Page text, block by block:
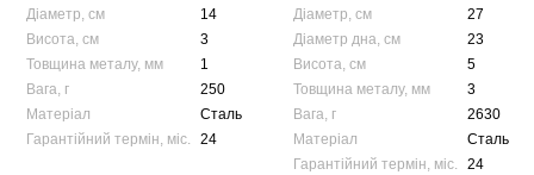
Діаметр, см
14
Висота, см
3
Товщина металу, мм
1
Вага, г
250
Матеріал
Сталь
Гарантійний термін, міс.
24
Діаметр, см
27
Діаметр дна, см
23
Висота, см
5
Товщина металу, мм
3
Вага, г
2630
Матеріал
Сталь
Гарантійний термін, міс.
24